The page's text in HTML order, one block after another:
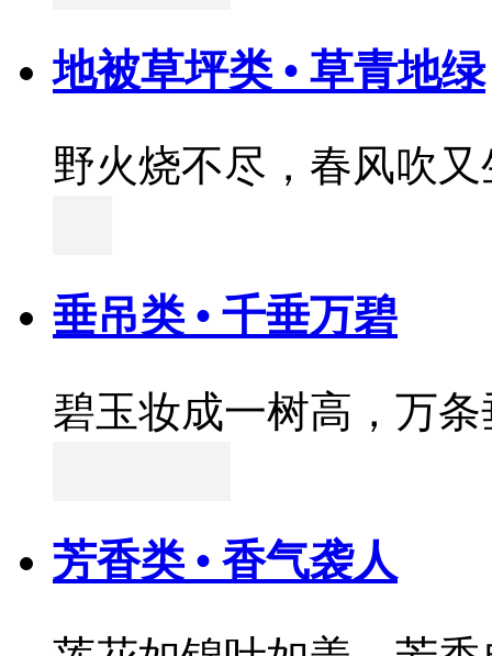
地被草坪类 • 草青地绿
野火烧不尽，春风吹又
垂吊类 • 千垂万碧
碧玉妆成一树高，万
芳香类 • 香气袭人